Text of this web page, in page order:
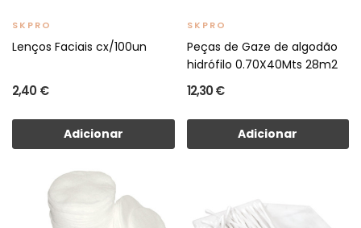
SKPRO
Lenços Faciais cx/100un
2,40 €
Adicionar
SKPRO
Peças de Gaze de algodão
hidrófilo 0.70X40Mts 28m2
12,30 €
Adicionar